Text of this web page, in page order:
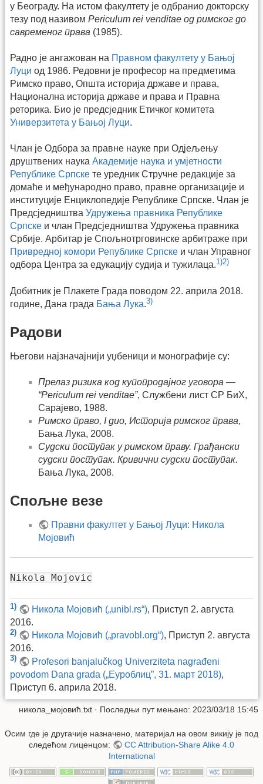
у Београду. На истом факултету је одбранио докторску
тезу под називом Periculum rei venditae од римског до
савременог права (1985).
Радно је ангажован на Правном факултету у Бањој
Луци од 1986. Редовни је професор на предметима
Римско право, Општа историја државе и права,
Национална историја државе и права и Правна
реторика. Био је предсједник Етичког комитета
Универзитета у Бањој Луци.
Члан је Одбора за правне науке при Одјељењу
друштвених наука Академије наука и умјетности
Републике Српске те уредник Стручне редакције за
домаће и међународно право, правне организације и
институције Енциклопедије Републике Српске. Члан је
Предсједништва Удружења правника Републике
Српске и члан Предсједништва Удружења правника
Србије. Арбитар је Спољнотрговинске арбитраже при
Привредној комори Републике Српске и члан Управног
одбора Центра за едукацију судија и тужилаца.1)2)
Добитник је Плакете Града поводом 22. априла 2018.
године, Дана града Бања Лука.3)
Радови
Његови најзначајнији уџбеници и монографије су:
Прелаз ризика код купопродајног уговора —
“Periculum rei venditae”, Службени лист СР БиХ,
Сарајево, 1988.
Римско право, I дио, Историја римског права,
Бања Лука, 2008.
Судски поступак у римском праву. Грађански
судски поступак. Кривични судски поступак.
Бања Лука, 2008.
Спољне везе
Правни факултет у Бањој Луци: Никола
Мојовић
Nikola Mojovic
1) Никола Мојовић („unibl.rs“), Приступ 2. августа
2016.
2) Никола Мојовић („pravobl.org“), Приступ 2. августа
2016.
3)
Profesori banjalučkog Univerziteta nagrađeni
povodom Dana grada („Еуроблиц”, 31. март 2018),
Приступ 6. априла 2018.
никола_мојовић.txt · Последњи пут мењано: 2023/03/18 15:45
Осим где је другачије назначено, материјал на овом викију је под
следећом лиценцом:
CC Attribution-Share Alike 4.0
International